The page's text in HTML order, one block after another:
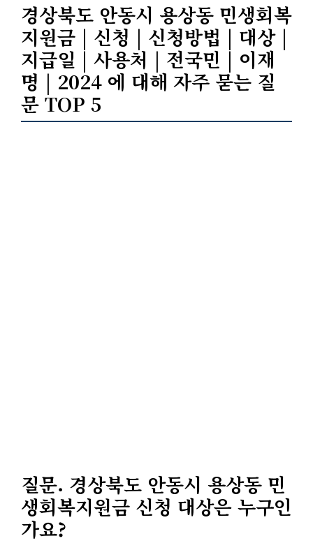
경상북도 안동시 용상동 민생회복
지원금 | 신청 | 신청방법 | 대상 |
지급일 | 사용처 | 전국민 | 이재
명 | 2024 에 대해 자주 묻는 질
문 TOP 5
질문. 경상북도 안동시 용상동 민
생회복지원금 신청 대상은 누구인
가요?